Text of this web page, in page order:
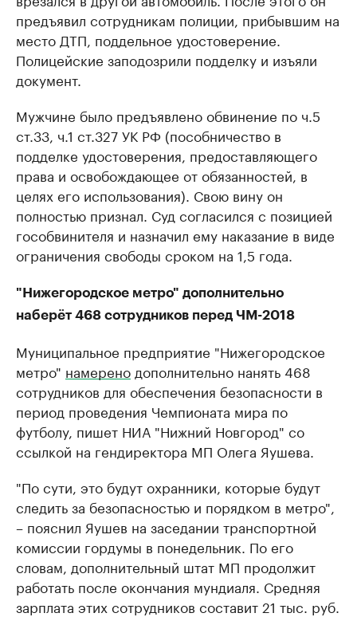
предъявил сотрудникам полиции, прибывшим на
место ДТП, поддельное удостоверение.
Полицейские заподозрили подделку и изъяли
документ.
Мужчине было предъявлено обвинение по ч.5
ст.33, ч.1 ст.327 УК РФ (пособничество в
подделке удостоверения, предоставляющего
права и освобождающее от обязанностей, в
целях его использования). Свою вину он
полностью признал. Суд согласился с позицией
гособвинителя и назначил ему наказание в виде
ограничения свободы сроком на 1,5 года.
"Нижегородское метро" дополнительно
наберёт 468 сотрудников перед ЧМ-2018
Муниципальное предприятие "Нижегородское
метро" намерено дополнительно нанять 468
сотрудников для обеспечения безопасности в
период проведения Чемпионата мира по
футболу, пишет НИА "Нижний Новгород" со
ссылкой на гендиректора МП Олега Яушева.
"По сути, это будут охранники, которые будут
следить за безопасностью и порядком в метро",
– пояснил Яушев на заседании транспортной
комиссии гордумы в понедельник. По его
словам, дополнительный штат МП продолжит
работать после окончания мундиаля. Средняя
зарплата этих сотрудников составит 21 тыс. руб.